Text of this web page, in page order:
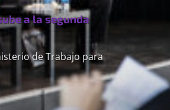
a la segunda
de Trabajo para